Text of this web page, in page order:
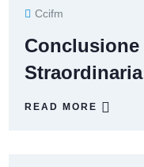
Ccifm
Conclusione
Straordinaria
READ MORE